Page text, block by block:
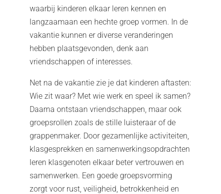
waarbij kinderen elkaar leren kennen en
langzaamaan een hechte groep vormen. In de
vakantie kunnen er diverse veranderingen
hebben plaatsgevonden, denk aan
vriendschappen of interesses.
Net na de vakantie zie je dat kinderen aftasten:
Wie zit waar? Met wie werk en speel ik samen?
Daarna ontstaan vriendschappen, maar ook
groepsrollen zoals de stille luisteraar of de
grappenmaker. Door gezamenlijke activiteiten,
klasgesprekken en samenwerkingsopdrachten
leren klasgenoten elkaar beter vertrouwen en
samenwerken. Een goede groepsvorming
zorgt voor rust, veiligheid, betrokkenheid en